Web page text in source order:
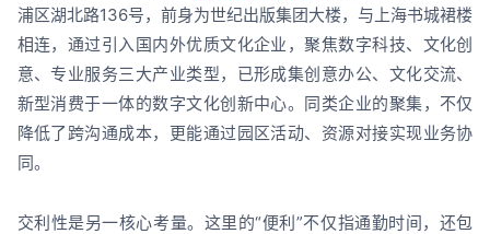
浦区湖北路136号，前身为世纪出版集团大楼，与上海书城裙楼
相连，通过引入国内外优质文化企业，聚焦数字科技、文化创
意、专业服务三大产业类型，已形成集创意办公、文化交流、
新型消费于一体的数字文化创新中心。同类企业的聚集，不仅
降低了跨沟通成本，更能通过园区活动、资源对接实现业务协
同。
交利性是另一核心考量。这里的“便利”不仅指通勤时间，还包